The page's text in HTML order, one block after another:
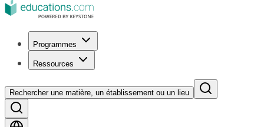
Programmes
Ressources
Rechercher une matière, un établissement ou un lieu